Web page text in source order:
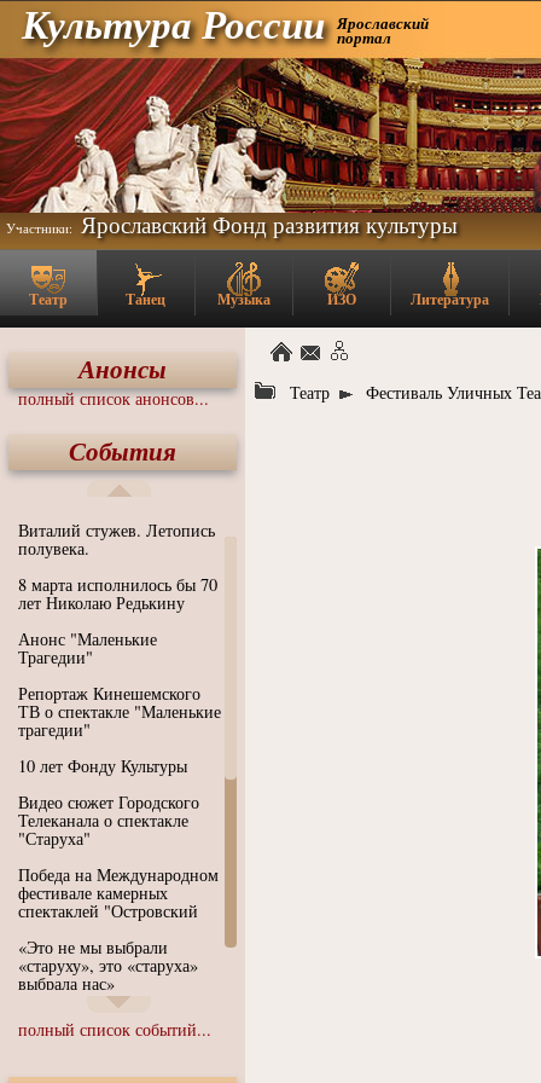
Культура России Ярославский
портал
Участники: Ярославский Фонд развития культуры
Театр Танец Музыка ИЗО Литература
Анонсы
полный список анонсов...
События
Виталий стужев. Летопись
полувека.
8 марта исполнилось бы 70
лет Николаю Редькину
Анонс "Маленькие
Трагедии"
Репортаж Кинешемского
ТВ о спектакле "Маленькие
трагедии"
10 лет Фонду Культуры
Видео сюжет Городского
Телеканала о спектакле
"Старуха"
Победа на Международном
фестивале камерных
спектаклей "Островский
«Это не мы выбрали
«старуху», это «старуха»
выбрала нас»
Иммерсивный спектакль
"Язык чистого полета
полный список событий...
Театр Фестиваль Уличных